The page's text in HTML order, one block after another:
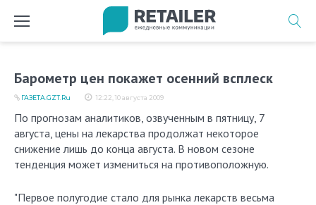
Барометр цен покажет осенний всплеск
12:22, 10 августа 2009
ГАЗЕТА.GZT.Ru
По прогнозам аналитиков, озвученным в пятницу, 7
августа, цены на лекарства продолжат некоторое
снижение лишь до конца августа. В новом сезоне
тенденция может измениться на противоположную.
"Первое полугодие стало для рынка лекарств весьма